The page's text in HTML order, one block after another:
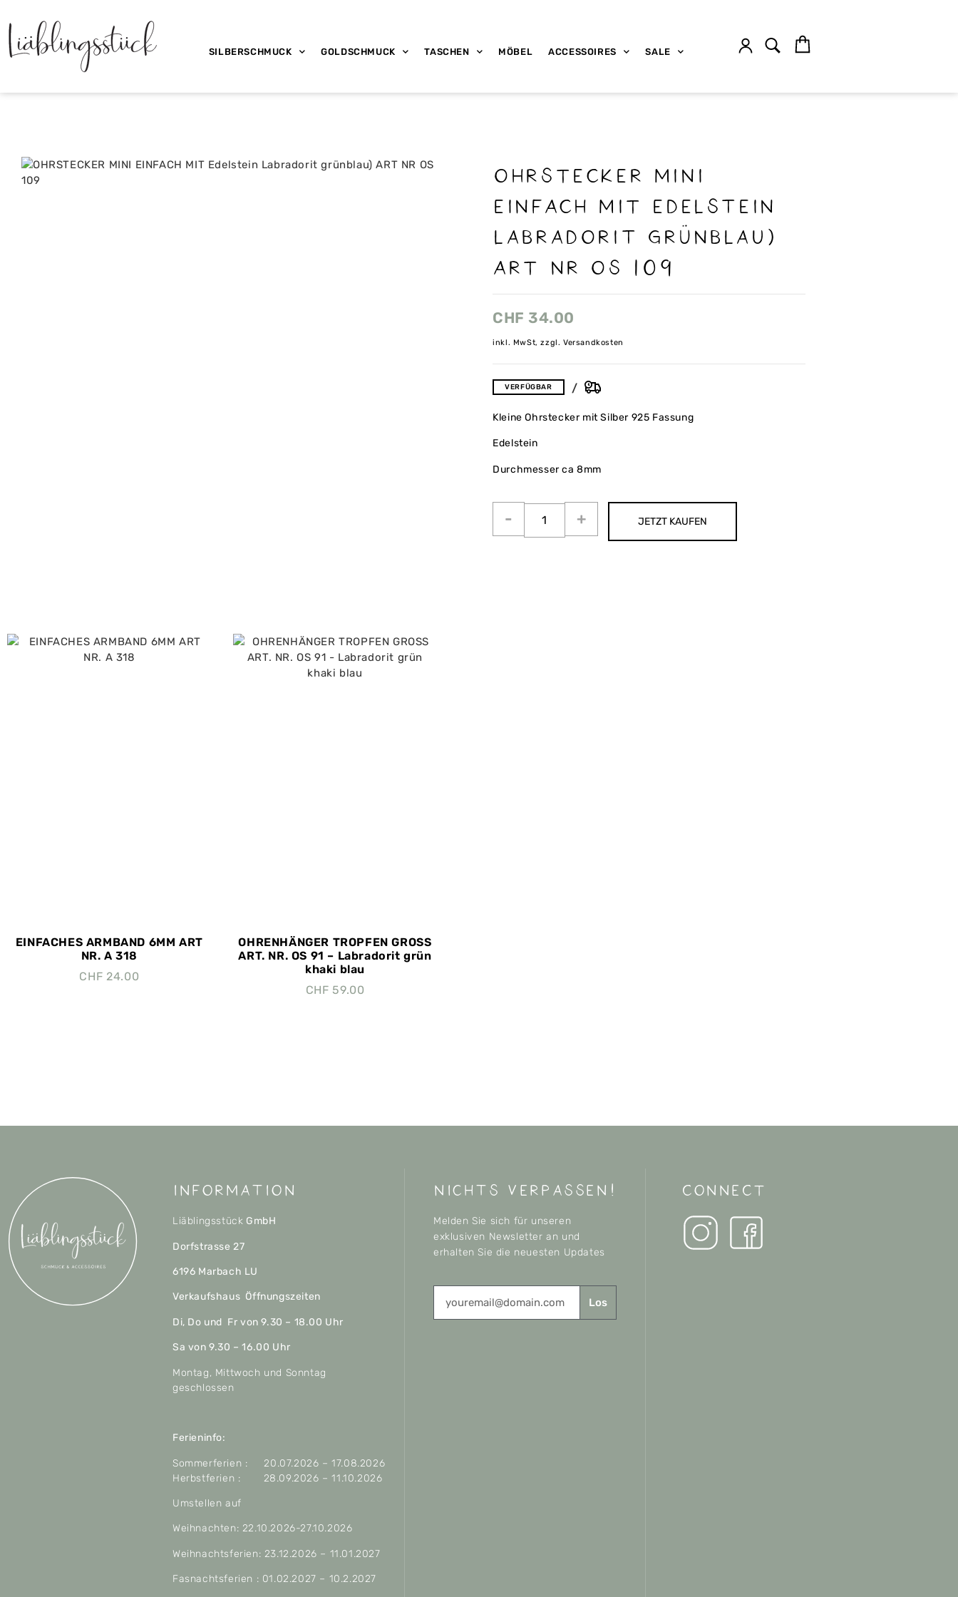
SILBERSCHMUCK GOLDSCHMUCK TASCHEN MÖBEL ACCESSOIRES SALE
OHRSTECKER MINI
EINFACH MIT Edelstein
Labradorit grünblau)
ART NR OS 109
CHF 34.00
inkl. MwSt, zzgl. Versandkosten
VERFÜGBAR
Kleine Ohrstecker mit Silber 925 Fassung
Edelstein
Durchmesser ca 8mm
JETZT KAUFEN
EINFACHES ARMBAND 6MM ART
NR. A 318
CHF 24.00
OHRENHÄNGER TROPFEN GROSS
ART. NR. OS 91 – Labradorit grün
khaki blau
CHF 59.00
Information
Liäblingsstück GmbH
Dorfstrasse 27
6196 Marbach LU
Verkaufshaus Öffnungszeiten
Di, Do und Fr von 9.30 – 18.00 Uhr
Sa von 9.30 – 16.00 Uhr
Montag, Mittwoch und Sonntag
geschlossen
Ferieninfo:
Sommerferien : 20.07.2026 – 17.08.2026
Herbstferien : 28.09.2026 – 11.10.2026
Umstellen auf
Weihnachten: 22.10.2026-27.10.2026
Weihnachtsferien: 23.12.2026 – 11.01.2027
Fasnachtsferien : 01.02.2027 – 10.2.2027
nichts verpassen!
Melden Sie sich für unseren
exklusiven Newsletter an und
erhalten Sie die neuesten Updates
Los
CONNECT